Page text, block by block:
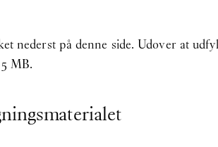
nederst på denne side. Udover at
MB.